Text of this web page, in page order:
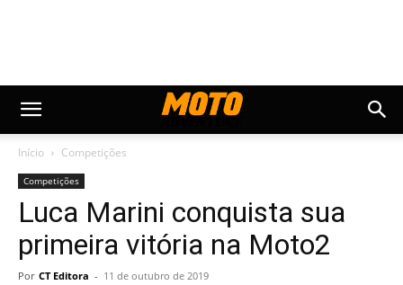
Início Competições
Competições
Luca Marini conquista sua
primeira vitória na Moto2
Por CT Editora - 11 de outubro de 2019